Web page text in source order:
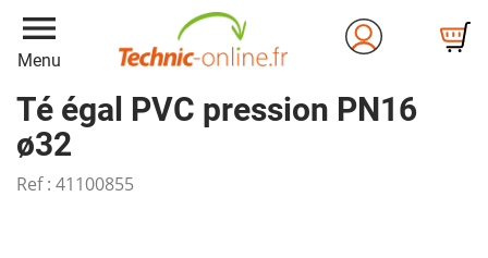
menu
Menu
Té égal PVC pression PN16
ø32
Ref : 41100855